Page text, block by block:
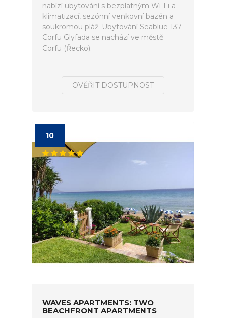
nabízí ubytování s bezplatným Wi-Fi a
klimatizací, sezónní venkovní bazén a
soukromou pláž. Ubytování Seablue 137
Corfu Glyfada se nachází ve městě
Corfu (Řecko).
OVĚŘIT DOSTUPNOST
10
WAVES APARTMENTS: TWO
BEACHFRONT APARTMENTS